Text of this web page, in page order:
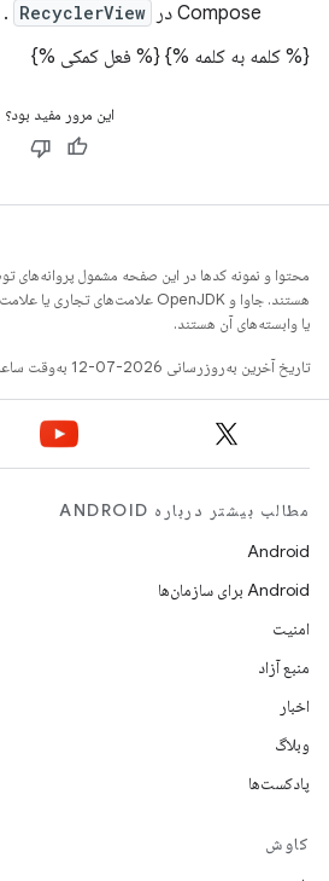
Compose در
RecyclerView
.
{% کلمه به کلمه %} {% فعل کمکی %}
این مرور مفید بود؟
محتوا و نمونه کدها در این صفحه مشمول پروانه‌های
یا وابسته‌های آن هستند.
تاریخ آخرین به‌روزرسانی 2026-07-12 به‌وقت ساعت هماهنگ جهانی.
مطالب بیشتر درباره ANDROID
Android
Android برای سازمان‌ها
امنیت
منبع آزاد
اخبار
وبلاگ
پادکست‌ها
کاوش